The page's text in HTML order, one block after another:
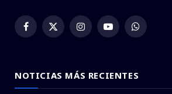
Facebook
X
InstagramYouTubeWhatsApp
NOTICIAS MÁS RECIENTES